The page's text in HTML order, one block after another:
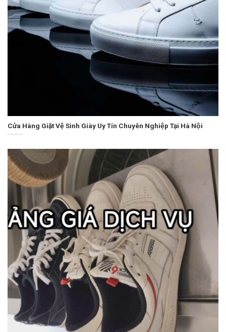
Cửa Hàng Giặt Vệ Sinh Giày Uy Tín Chuyên Nghiệp Tại Hà Nội